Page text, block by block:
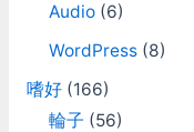
Audio(6)
WordPress(8)
嗜好(166)
輪子 (56)